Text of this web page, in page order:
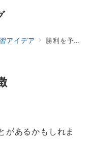
アイデア 勝利を予知する5つの特徴
があるかもしれま